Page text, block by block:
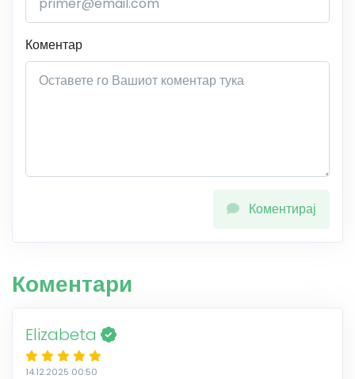
Коментар
Коментирај
Коментари
Elizabeta
14.12.2025 00:50